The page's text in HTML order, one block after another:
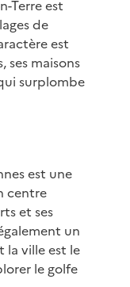
Terre est
de
est
ses maisons
surplombe
est une
centre
et ses
un
la ville est le
le golfe